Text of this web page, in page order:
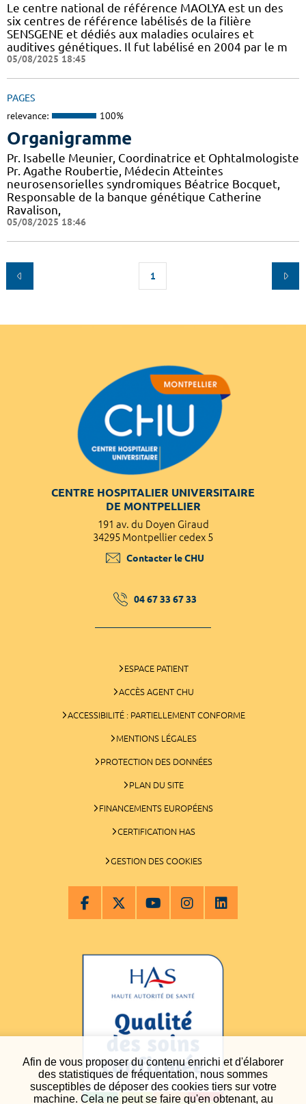
Afin de vous proposer du contenu enrichi et d'élaborer
des statistiques de fréquentation, nous sommes
susceptibles de déposer des cookies tiers sur votre
machine. Cela ne peut se faire qu'en obtenant, au
Le centre national de référence MAOLYA est un des
six centres de référence labélisés de la filière
SENSGENE et dédiés aux maladies oculaires et
auditives génétiques. Il fut labélisé en 2004 par le m
05/08/2025 18:45
PAGES
relevance: 100%
Organigramme
Pr. Isabelle Meunier, Coordinatrice et Ophtalmologiste
Pr. Agathe Roubertie, Médecin Atteintes
neurosensorielles syndromiques Béatrice Bocquet,
Responsable de la banque génétique Catherine
Ravalison,
05/08/2025 18:46
1
CENTRE HOSPITALIER UNIVERSITAIRE
DE MONTPELLIER
191 av. du Doyen Giraud
34295 Montpellier cedex 5
Contacter le CHU
04 67 33 67 33
ESPACE PATIENT
ACCÈS AGENT CHU
ACCESSIBILITÉ : PARTIELLEMENT CONFORME
MENTIONS LÉGALES
PROTECTION DES DONNÉES
PLAN DU SITE
FINANCEMENTS EUROPÉENS
CERTIFICATION HAS
GESTION DES COOKIES